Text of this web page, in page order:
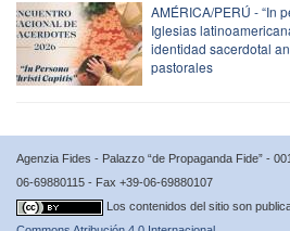
AMÉRICA/PERÚ - “In
Iglesias
identidad sacerdotal
pastorales
Agenzia Fides - Palazzo “de Propaganda Fide” -
06-69880115 - Fax +39-06-69880107
Los contenidos del sitio son